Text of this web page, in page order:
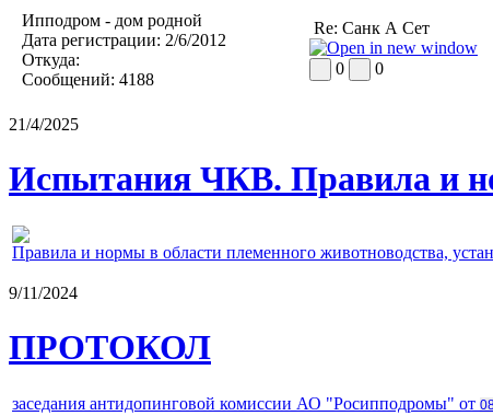
Ипподром - дом родной
Дата регистрации: 2/6/2012
Откуда:
Сообщений: 4188
Re: Санк А Сет
0 0
21/4/2025
Испытания ЧКВ. Правила и
Правила и нормы в области племенного животноводства,
9/11/2024
ПРОТОКОЛ
заседания антидопинговой комиссии АО "Росипподромы" от